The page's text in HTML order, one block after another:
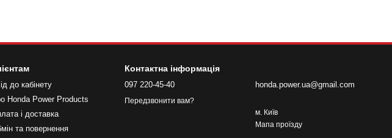
до кабінету
Honda Power Products
і доставка
та повернення
Контактна інформація
097 220-45-40
Передзвонити вам?
honda.power.ua@gmail.com
м. Київ
Мапа проїзду